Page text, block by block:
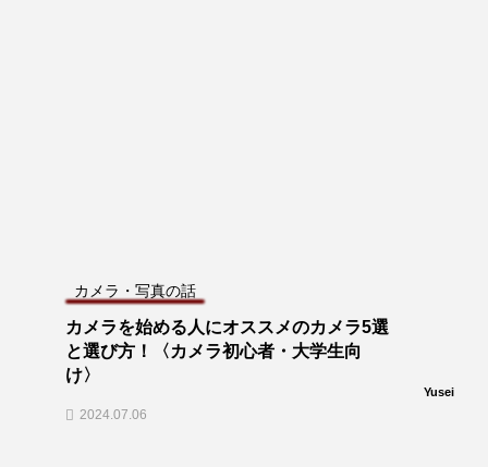
カメラ・写真の話
カメラを始める人にオススメのカメラ5選
と選び方！〈カメラ初心者・大学生向
け〉
Yusei
2024.07.06